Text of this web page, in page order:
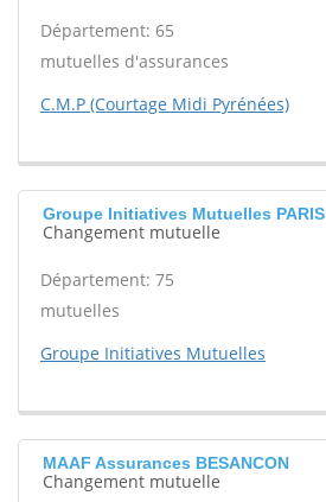
Département: 65
mutuelles d'assurances
C.M.P (Courtage Midi Pyrénées)
Groupe Initiatives Mutuelles PARIS
Changement mutuelle
Département: 75
mutuelles
Groupe Initiatives Mutuelles
MAAF Assurances BESANCON
Changement mutuelle